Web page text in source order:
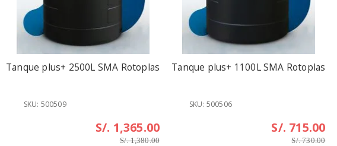
Tanque plus+ 2500L SMA Rotoplas
SKU: 500509
S/. 1,380.00
S/. 1,365.00
Tanque plus+ 1100L SMA Rotoplas
SKU: 500506
S/. 730.00
S/. 715.00